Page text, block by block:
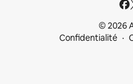
© 2026
Confidentialité